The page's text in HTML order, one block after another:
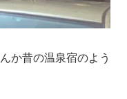
か昔の温泉宿のよう